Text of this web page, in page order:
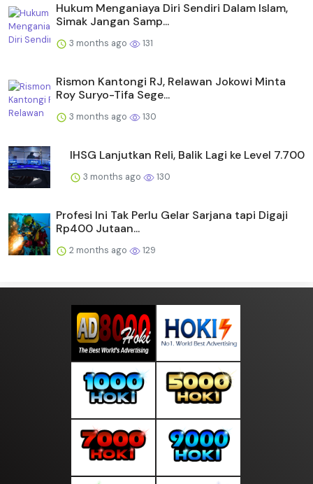
Hukum Menganiaya Diri Sendiri Dalam Islam,
Simak Jangan Samp...
3 months ago 131
Rismon Kantongi RJ, Relawan Jokowi Minta
Roy Suryo-Tifa Sege...
3 months ago 130
IHSG Lanjutkan Reli, Balik Lagi ke Level 7.700
3 months ago 130
Profesi Ini Tak Perlu Gelar Sarjana tapi Digaji
Rp400 Jutaan...
2 months ago 129